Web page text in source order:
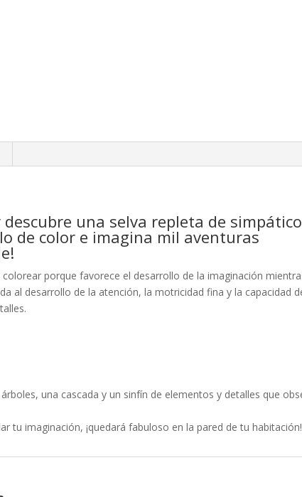
una selva repleta de
de color e imagina mil aventuras
porque favorece el desarrollo de la imaginación
al desarrollo de la atención, la motricidad fina y la capacidad
una cascada y un sinfín de elementos y detalles que
tu imaginación, ¡quedará fabuloso en la pared de tu habitación!